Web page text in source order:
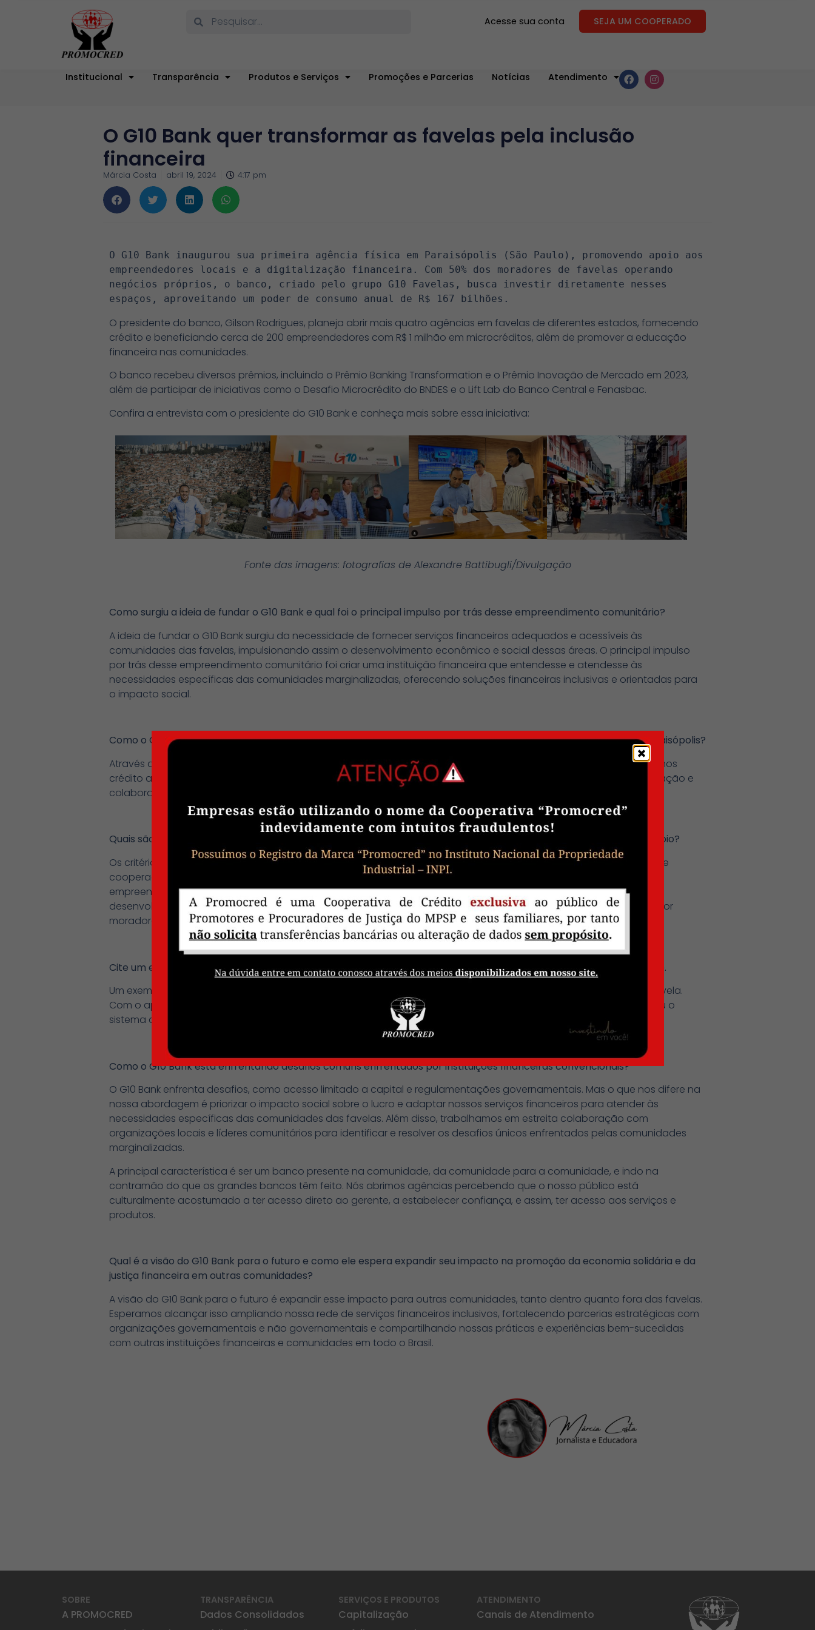
Acesse sua conta SEJA UM COOPERADO
Institucional Transparência Produtos e Serviços Promoções e Parcerias Notícias Atendimento
O G10 Bank quer transformar as favelas pela inclusão
financeira
Márcia Costa abril 19, 2024 4:17 pm
O G10 Bank inaugurou sua primeira agência física em Paraisópolis (São Paulo), promovendo apoio aos
empreendedores locais e a digitalização financeira. Com 50% dos moradores de favelas operando
negócios próprios, o banco, criado pelo grupo G10 Favelas, busca investir diretamente nesses
espaços, aproveitando um poder de consumo anual de R$ 167 bilhões.
O presidente do banco, Gilson Rodrigues, planeja abrir mais quatro agências em favelas de diferentes estados, fornecendo
crédito e beneficiando cerca de 200 empreendedores com R$ 1 milhão em microcréditos, além de promover a educação
financeira nas comunidades.
O banco recebeu diversos prêmios, incluindo o Prêmio Banking Transformation e o Prêmio Inovação de Mercado em 2023,
além de participar de iniciativas como o Desafio Microcrédito do BNDES e o Lift Lab do Banco Central e Fenasbac.
Confira a entrevista com o presidente do G10 Bank e conheça mais sobre essa iniciativa:
Fonte das imagens: fotografias de Alexandre Battibugli/Divulgação
Como surgiu a ideia de fundar o G10 Bank e qual foi o principal impulso por trás desse empreendimento comunitário?
A ideia de fundar o G10 Bank surgiu da necessidade de fornecer serviços financeiros adequados e acessíveis às
comunidades das favelas, impulsionando assim o desenvolvimento econômico e social dessas áreas. O principal impulso
por trás desse empreendimento comunitário foi criar uma instituição financeira que entendesse e atendesse às
necessidades específicas das comunidades marginalizadas, oferecendo soluções financeiras inclusivas e orientadas para
o impacto social.
Como o G10 Bank está contribuindo para promover a economia solidária e cooperativa em comunidades como Paraisópolis?
Através da oferta de serviços financeiros que apoiam e fortalecem iniciativas empreendedoras locais. Nós fornecemos
crédito acessível, orientação financeira e capacitação para os empreendedores, incentivando práticas de cooperação e
colaboração entre os membros da comunidade para impulsionar o desenvolvimento econômico conjunto.
Quais são os critérios utilizados pelo G10 Bank para selecionar os empreendedores locais que recebem crédito e apoio?
Os critérios incluem a viabilidade do negócio proposto, o impacto social potencial, o compromisso com princípios de
cooperação e solidariedade, além do histórico de comprometimento com a comunidade. Procuramos identificar
empreendedores que demonstrem potencial para criar empregos, fortalecer a economia local e promover o
desenvolvimento sustentável da comunidade. A seleção acontece por meio do comitê de crédito, que é formado por
moradores denominados como presidentes de rua, que conhecem a realidade da comunidade.
Cite um exemplo de um empreendedor apoiado pelo 10 Bank que alcançou sucesso significativo em sua comunidade.
Um exemplo é o caso do Giva Pereira, fundador da Favela Brasil Xpress, uma empresa de logística voltada para a favela.
Com o apoio financeiro e orientação do G10 Bank, ele expandiu sua operação, criou empregos locais e implementou o
sistema de logística na última milha, beneficiando a economia da comunidade.
Como o G10 Bank está enfrentando desafios comuns enfrentados por instituições financeiras convencionais?
O G10 Bank enfrenta desafios, como acesso limitado a capital e regulamentações governamentais. Mas o que nos difere na
nossa abordagem é priorizar o impacto social sobre o lucro e adaptar nossos serviços financeiros para atender às
necessidades específicas das comunidades das favelas. Além disso, trabalhamos em estreita colaboração com
organizações locais e líderes comunitários para identificar e resolver os desafios únicos enfrentados pelas comunidades
marginalizadas.
A principal característica é ser um banco presente na comunidade, da comunidade para a comunidade, e indo na
contramão do que os grandes bancos têm feito. Nós abrimos agências percebendo que o nosso público está
culturalmente acostumado a ter acesso direto ao gerente, a estabelecer confiança, e assim, ter acesso aos serviços e
produtos.
Qual é a visão do G10 Bank para o futuro e como ele espera expandir seu impacto na promoção da economia solidária e da
justiça financeira em outras comunidades?
A visão do G10 Bank para o futuro é expandir esse impacto para outras comunidades, tanto dentro quanto fora das favelas.
Esperamos alcançar isso ampliando nossa rede de serviços financeiros inclusivos, fortalecendo parcerias estratégicas com
organizações governamentais e não governamentais e compartilhando nossas práticas e experiências bem-sucedidas
com outras instituições financeiras e comunidades em todo o Brasil.
SOBRE
A PROMOCRED
TRANSPARÊNCIA
Dados Consolidados
SERVIÇOS E PRODUTOS
Capitalização
ATENDIMENTO
Canais de Atendimento